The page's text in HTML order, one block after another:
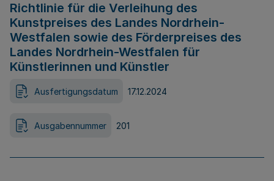
Richtlinie für die Verleihung des
Kunstpreises des Landes Nordrhein-
Westfalen sowie des Förderpreises des
Landes Nordrhein-Westfalen für
Künstlerinnen und Künstler
Ausfertigungsdatum 17.12.2024
Ausgabennummer 201